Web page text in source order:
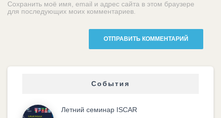
Сохранить моё имя, email и адрес сайта в этом браузере
для последующих моих комментариев.
События
Летний семинар ISCAR